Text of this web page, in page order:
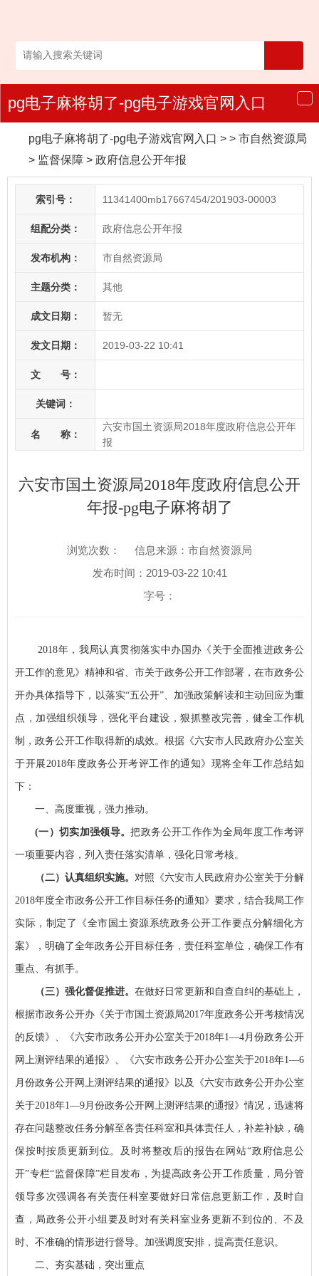
导
航
pg电子麻将胡了-pg电子游戏官网入口
pg电子麻将胡了-pg电子游戏官网入口 > > 市自然资源局
> 监督保障 > 政府信息公开年报
索引号： 11341400mb17667454/201903-00003
组配分类： 政府信息公开年报
发布机构： 市自然资源局
主题分类： 其他
成文日期： 暂无
发文日期： 2019-03-22 10:41
文 号：
关键词：
名 称：
六安市国土资源局2018年度政府信息公开年
报
六安市国土资源局2018年度政府信息公开
年报-pg电子麻将胡了
浏览次数：
信息来源：市自然资源局
发布时间：2019-03-22 10:41
字号：
2018年，我局认真贯彻落实中办国办《关于全面推进政务公
开工作的意见》精神和省、市关于政务公开工作部署，在市政务公
开办具体指导下，以落实“五公开”、加强政策解读和主动回应为重
点，加强组织领导，强化平台建设，狠抓整改完善，健全工作机
制，政务公开工作取得新的成效。根据《六安市人民政府办公室关
于开展2018年度政务公开考评工作的通知》现将全年工作总结如
下：
一、高度重视，强力推动。
(一）切实加强领导。把政务公开工作作为全局年度工作考评
一项重要内容，列入责任落实清单，强化日常考核。
（二）认真组织实施。 对照《六安市人民政府办公室关于分解
2018年度全市政务公开工作目标任务的通知》要求，结合我局工作
实际，制定了《全市国土资源系统政务公开工作要点分解细化方
案》，明确了全年政务公开目标任务，责任科室单位，确保工作有
重点、有抓手。
（三）强化督促推进。 在做好日常更新和自查自纠的基础上，
根据市政务公开办《关于市国土资源局2017年度政务公开考核情况
的反馈》、《六安市政务公开办公室关于2018年1—4月份政务公开
网上测评结果的通报》、《六安市政务公开办公室关于2018年1—6
月份政务公开网上测评结果的通报》以及《六安市政务公开办公室
关于2018年1—9月份政务公开网上测评结果的通报》情况，迅速将
存在问题整改任务分解至各责任科室和具体责任人，补差补缺，确
保按时按质更新到位。及时将整改后的报告在网站“政府信息公
开”专栏“监督保障”栏目发布，为提高政务公开工作质量，局分管
领导多次强调各有关责任科室要做好日常信息更新工作，及时自
查，局政务公开小组要及时对有关科室业务更新不到位的、不及
时、不准确的情形进行督导。加强调度安排，提高责任意识。
二、夯实基础，突出重点